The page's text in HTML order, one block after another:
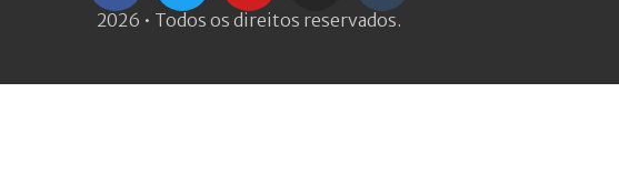
2026 • Todos os direitos reservados.